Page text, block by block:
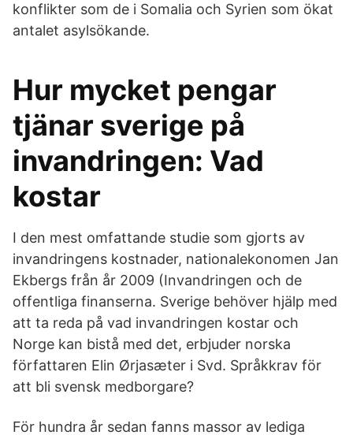
konflikter som de i Somalia och Syrien som ökat
antalet asylsökande.
Hur mycket pengar
tjänar sverige på
invandringen: Vad
kostar
I den mest omfattande studie som gjorts av
invandringens kostnader, nationalekonomen Jan
Ekbergs från år 2009 (Invandringen och de
offentliga finanserna. Sverige behöver hjälp med
att ta reda på vad invandringen kostar och
Norge kan bistå med det, erbjuder norska
författaren Elin Ørjasæter i Svd. Språkkrav för
att bli svensk medborgare?
För hundra år sedan fanns massor av lediga